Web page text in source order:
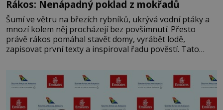
Rákos: Nenápadný poklad z mokřadů
Šumí ve větru na březích rybníků, ukrývá vodní ptáky a
mnozí kolem něj procházejí bez povšimnutí. Přesto
právě rákos pomáhal stavět domy, vyrábět lodě,
zapisovat první texty a inspiroval řadu pověstí. Tato
letního koupání. Stačí se však podívat